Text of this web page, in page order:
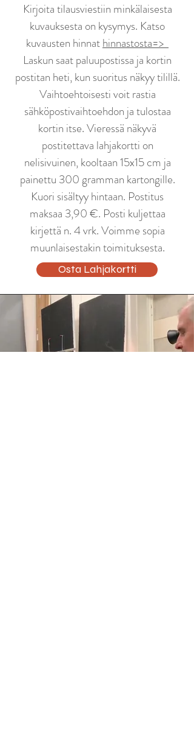
Kirjoita tilausviestiin minkälaisesta
kuvauksesta on kysymys. Katso
kuvausten hinnathinnastosta=>
Laskun saat paluupostissa ja kortin
postitan heti, kun suoritus näkyy tilillä.
Vaihtoehtoisesti voit rastia
sähköpostivaihtoehdon ja tulostaa
kortin itse. Vieressä näkyvä
postitettava lahjakortti on
nelisivuinen, kooltaan 15x15 cm ja
painettu 300 gramman kartongille.
Kuori sisältyy hintaan. Postitus
maksaa 3,90 €. Posti kuljettaa
kirjettä n. 4 vrk. Voimme sopia
muunlaisestakin toimituksesta.
Osta Lahjakortti